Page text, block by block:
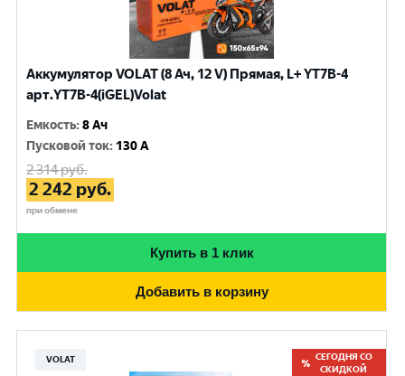
Аккумулятор VOLAT (8 Ач, 12 V) Прямая, L+ YT7B-4
арт.YT7B-4(iGEL)Volat
Емкость:8 Ач
Пусковой ток: 130 A
2 314руб.
2 242 руб.
при обмене
Купить в 1 клик
Добавить в корзину
VOLAT
СЕГОДНЯ СО
СКИДКОЙ